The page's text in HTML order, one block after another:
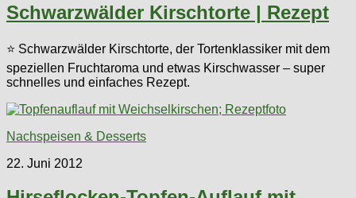
Schwarzwälder Kirschtorte | Rezept
⭐ Schwarzwälder Kirschtorte, der Tortenklassiker mit dem
speziellen Fruchtaroma und etwas Kirschwasser – super
schnelles und einfaches Rezept.
Nachspeisen & Desserts
22. Juni 2012